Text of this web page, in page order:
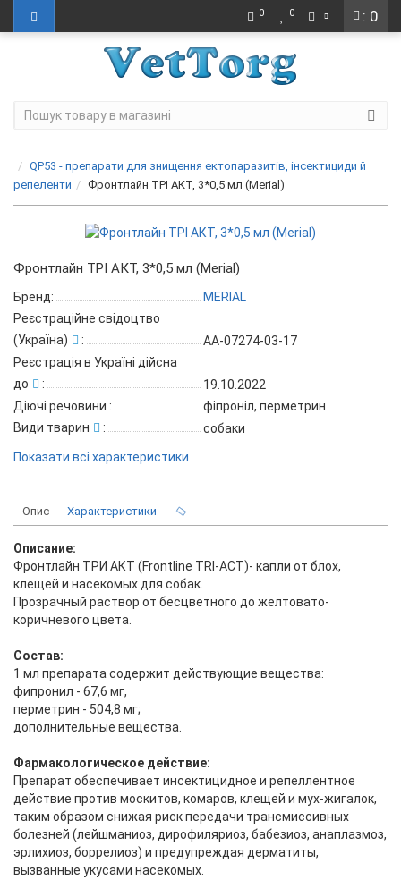
: 0
0 0
QP53 - препарати для знищення ектопаразитів, інсектициди й
репеленти
Фронтлайн ТРІ АКТ, 3*0,5 мл (Merial)
Фронтлайн ТРІ АКТ, 3*0,5 мл (Merial)
Бренд:
MERIAL
Реєстраційне свідоцтво
(Україна)
:
АА-07274-03-17
Реєстрація в Україні дійсна
до
:
19.10.2022
Діючі речовини :
фіпроніл, перметрин
Види тварин
:
собаки
Показати всі характеристики
Опис Характеристики
Описание:
Фронтлайн ТРИ АКТ (Frontline TRI-ACT)- капли от блох,
клещей и насекомых для собак.
Прозрачный раствор от бесцветного до желтовато-
коричневого цвета.
Состав:
1 мл препарата содержит действующие вещества:
фипронил - 67,6 мг,
перметрин - 504,8 мг;
дополнительные вещества.
Фармакологическое действие:
Препарат обеспечивает инсектицидное и репеллентное
действие против москитов, комаров, клещей и мух-жигалок,
таким образом снижая риск передачи трансмиссивных
болезней (лейшманиоз, дирофиляриоз, бабезиоз, анаплазмоз,
эрлихиоз, боррелиоз) и предупреждая дерматиты,
вызванные укусами насекомых.